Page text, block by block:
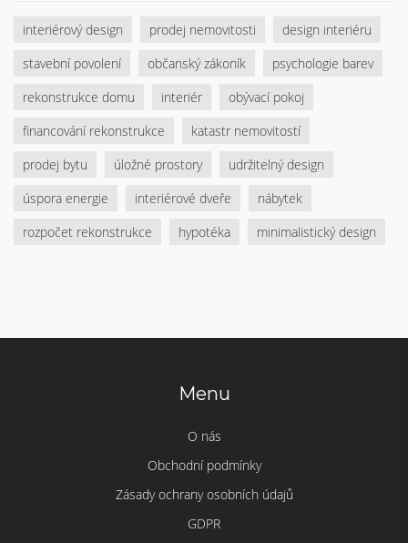
interiérový design prodej nemovitosti
design interiéru
stavební povolení
občanský zákoník
psychologie barev
rekonstrukce domu
interiér
obývací pokoj
financování rekonstrukce
katastr nemovitostí
prodej bytu
úložné prostory
udržitelný design
úspora energie
interiérové dveře
nábytek
rozpočet rekonstrukce
hypotéka minimalistický design
Menu
O nás
Obchodní podmínky
Zásady ochrany osobních údajů
GDPR